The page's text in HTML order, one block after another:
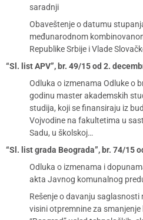
saradnji
Obaveštenje o datumu
međunarodnom
Republike Srbije i Vlade
“Sl. list APV”, br. 49/15 od 2.
Odluka o izmenama Odluke o
godinu master akademskih
studija, koji se finansiraju iz
Vojvodine na fakultetima u
Sadu, u školskoj…
“Sl. list grada Beograda”, br. 74/15
Odluka o izmenama i
akta Javnog komunalnog
Rešenje o davanju
visini otpremnine za